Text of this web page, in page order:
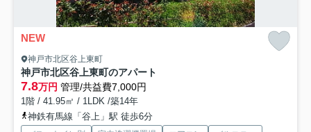
NEW
神戸市北区谷上東町
神戸市北区谷上東町のアパート
7.8万円 管理/共益費7,000円
1階 / 41.95㎡ / 1LDK /築14年
神鉄有馬線「谷上」駅 徒歩6分